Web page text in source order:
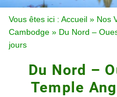
Vous êtes ici : Accueil » Nos
Cambodge » Du Nord –
jours
Du Nord –
Temple